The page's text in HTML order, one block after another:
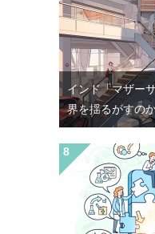
インド「マザー
界を揺るがすの